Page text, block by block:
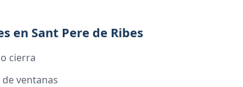
en Sant Pere de Ribes
cierra
ventanas